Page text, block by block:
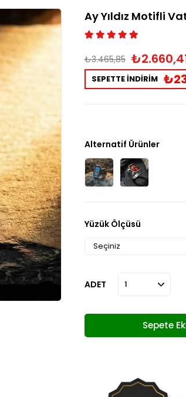
Ay Yıldız Motifli
₺3.465,85
SEPETTE İNDİRİM
Alternatif Ürünler
Yüzük Ölçüsü
ADET